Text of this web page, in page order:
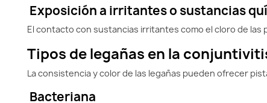
Exposición a irritantes o sustancias
El contacto con sustancias irritantes como el cloro de
Tipos de legañas en la
La consistencia y color de las legañas pueden ofrecer
Bacteriana